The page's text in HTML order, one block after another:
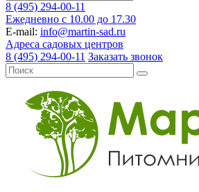
8 (495) 294-00-11
Ежедневно с 10.00 до 17.30
E-mail: info@martin-sad.ru
Адреса садовых центров
8 (495) 294-00-11 Заказать звонок